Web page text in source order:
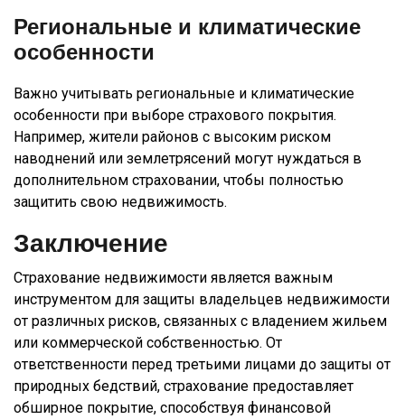
Региональные и климатические
особенности
Важно учитывать региональные и климатические
особенности при выборе страхового покрытия.
Например, жители районов с высоким риском
наводнений или землетрясений могут нуждаться в
дополнительном страховании, чтобы полностью
защитить свою недвижимость.
Заключение
Страхование недвижимости является важным
инструментом для защиты владельцев недвижимости
от различных рисков, связанных с владением жильем
или коммерческой собственностью. От
ответственности перед третьими лицами до защиты от
природных бедствий, страхование предоставляет
обширное покрытие, способствуя финансовой